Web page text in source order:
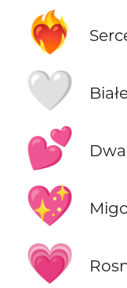
❤️‍🔥
🤍
💕
💖
💗